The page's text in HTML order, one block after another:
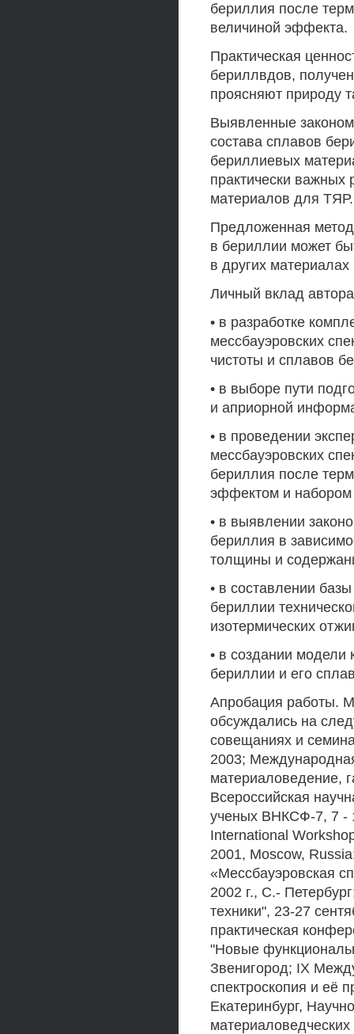
бериллия после
величиной эффекта.
Практическая
бериллвдов,
проясняют природу
Выявленные
состава сплавов
бериллиевых
практически
материалов для ТЯР.
Предложенная
в бериллии может
в других материалах
Личный вклад
• в разработке
мессбауэровских
чистоты и сплавов
• в выборе пути
и априорной
• в проведении
мессбауэровских
бериллия после
эффектом и набором
• в выявлении
бериллия в
толщины и
• в составлении
бериллии
изотермических
• в создании модели
бериллии и его
Апробация работы.
обсуждались на
совещаниях и
2003;
материаловедение,
Всероссийская
ученых ВНКСФ-7, 7 -
International
2001, Moscow,
«Мессбауэровская
2002 г., С.-
техники", 23-27
практическая
"Новые
Звенигород; IX
спектроскопия и её
Екатеринбург,